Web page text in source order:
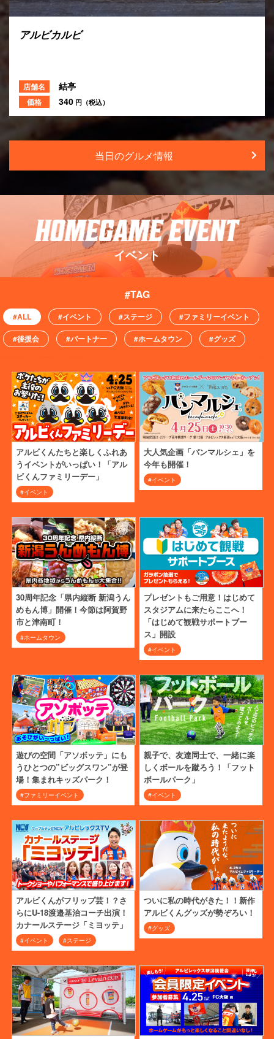
ひと口から揚げ
店舗名 せきとり
価格 600 円（税込）
当日のグルメ情報
イベント
#ALL #イベント #ステージ
#ファミリーイベント
#後援会
#パートナー #ホームタウン #グッズ
アルビくんたちと楽しくふれあ
うイベントがいっぱい！「アル
ビくんファミリーデー」
#イベント
大人気企画「パンマルシェ」を
今年も開催！
#イベント
30周年記念「県内縦断 新潟うん
めもん博」開催！今節は阿賀野
市と津南町！
#ホームタウン
プレゼントもご用意！はじめて
スタジアムに来たらここへ！
「はじめて観戦サポートブー
ス」開設
#イベント
遊びの空間「アソボッテ」にも
うひとつの”ビッグスワン”が登
場！集まれキッズパーク！
#ファミリーイベント
親子で、友達同士で、一緒に楽
しくボールを蹴ろう！「フット
ボールパーク」
#イベント
アルビくんがフリップ芸！？さ
らにU-18渡邉基治コーチ出演！
カナールステージ「ミヨッテ」
#イベント #ステージ
ついに私の時代がきた！！新作
アルビくんグッズが勢ぞろい！
#グッズ